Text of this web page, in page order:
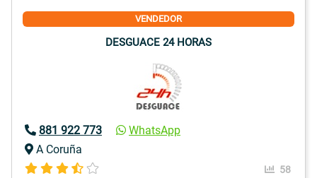
VENDEDOR
DESGUACE 24 HORAS
881 922 773
WhatsApp
A Coruña
58